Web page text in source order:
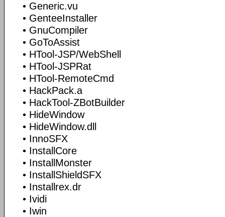
• Generic.vu
• GenteeInstaller
• GnuCompiler
• GoToAssist
• HTool-JSP/WebShell
• HTool-JSPRat
• HTool-RemoteCmd
• HackPack.a
• HackTool-ZBotBuilder
• HideWindow
• HideWindow.dll
• InnoSFX
• InstallCore
• InstallMonster
• InstallShieldSFX
• Installrex.dr
• Ividi
• Iwin